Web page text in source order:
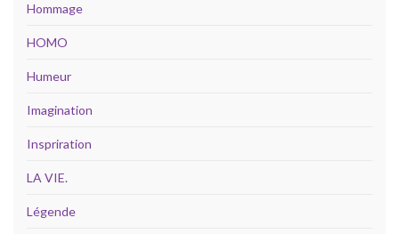
Hommage
HOMO
Humeur
Imagination
Inspriration
LA VIE.
Légende